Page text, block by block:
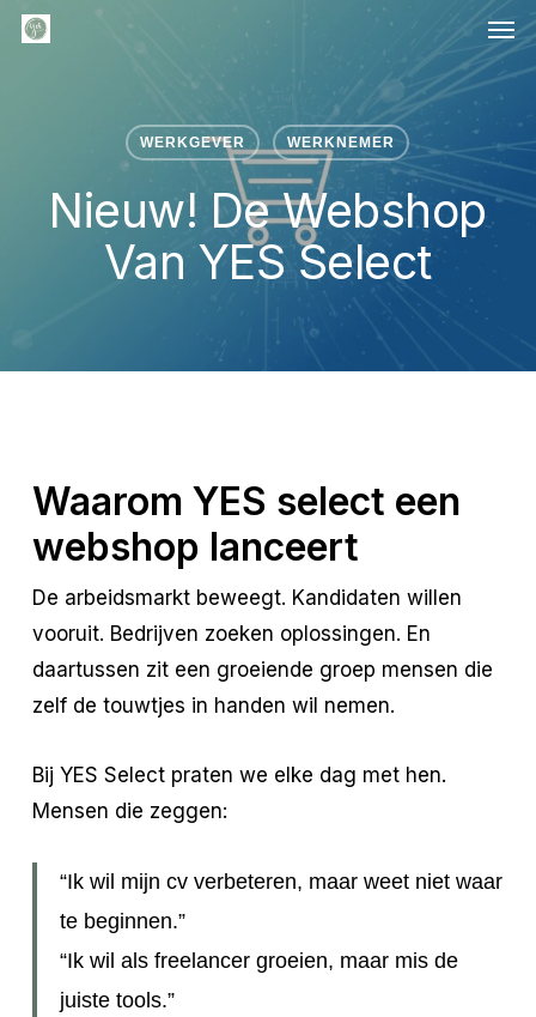
Skip
WERKGEVER WERKNEMER
Nieuw! De Webshop
Van YES Select
Waarom YES select een
webshop lanceert
De arbeidsmarkt beweegt. Kandidaten willen
vooruit. Bedrijven zoeken oplossingen. En
daartussen zit een groeiende groep mensen die
zelf de touwtjes in handen wil nemen.
Bij YES Select praten we elke dag met hen.
Mensen die zeggen:
“Ik wil mijn cv verbeteren, maar weet niet waar
te beginnen.”
“Ik wil als freelancer groeien, maar mis de
juiste tools.”